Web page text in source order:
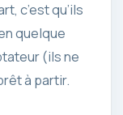
c’est qu’ils
quelque
(ils ne
à partir.